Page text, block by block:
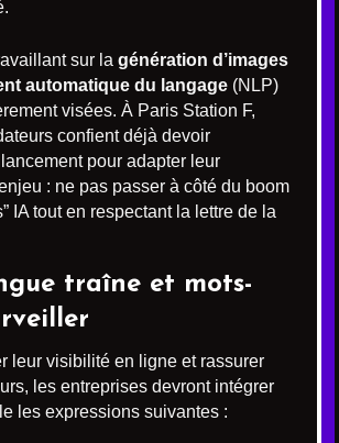
sur la génération d’images
automatique du langage (NLP)
visées. À Paris Station F,
confient déjà devoir
pour adapter leur
: ne pas passer à côté du boom
IA tout en respectant la lettre de la
traîne et mots-
leur visibilité en ligne et rassurer
les entreprises devront intégrer
les expressions suivantes :